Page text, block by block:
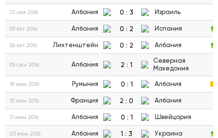
12 ноя 2016 Албания 0 : 3 Израиль
09 окт 2016 Албания 0 : 2 Испания
06 окт 2016 Лихтенштейн 0 : 2 Албания
05 сен 2016 Албания 2 : 1
Северная
Македония
19 июн 2016 Румыния 0 : 1 Албания
15 июн 2016 Франция 2 : 0 Албания
11 июн 2016 Албания 0 : 1 Швейцария
03 июн 2016 Албания 1 : 3 Украина